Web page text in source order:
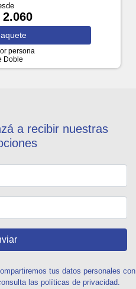
2.060
persona
Doble
a recibir nuestras
tus datos personales con
las políticas de privacidad.